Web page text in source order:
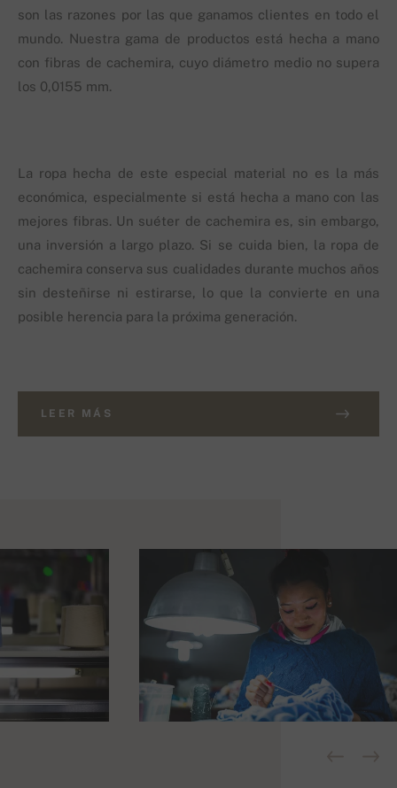
son las razones por las que ganamos clientes en todo el
mundo. Nuestra gama de productos está hecha a mano
con fibras de cachemira, cuyo diámetro medio no supera
los 0,0155 mm.
La ropa hecha de este especial material no es la más
económica, especialmente si está hecha a mano con las
mejores fibras. Un suéter de cachemira es, sin embargo,
una inversión a largo plazo. Si se cuida bien, la ropa de
cachemira conserva sus cualidades durante muchos años
sin desteñirse ni estirarse, lo que la convierte en una
posible herencia para la próxima generación.
LEER MÁS